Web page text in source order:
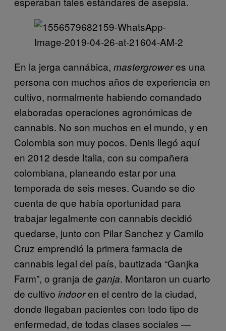
En la jerga cannábica, mastergroweres una
persona con muchos años de experiencia en
cultivo, normalmente habiendo comandado
elaboradas operaciones agronómicas de
cannabis. No son muchos en el mundo, y en
Colombia son muy pocos. Denis llegó aquí
en 2012 desde Italia, con su compañera
colombiana, planeando estar por una
temporada de seis meses. Cuando se dio
cuenta de que había oportunidad para
trabajar legalmente con cannabis decidió
quedarse, junto con Pilar Sanchez y Camilo
Cruz emprendió la primera farmacia de
cannabis legal del país, bautizada “Ganjka
Farm”, o granja de ganja. Montaron un cuarto
de cultivo indooren el centro de la ciudad,
donde llegaban pacientes con todo tipo de
enfermedad, de todas clases sociales —